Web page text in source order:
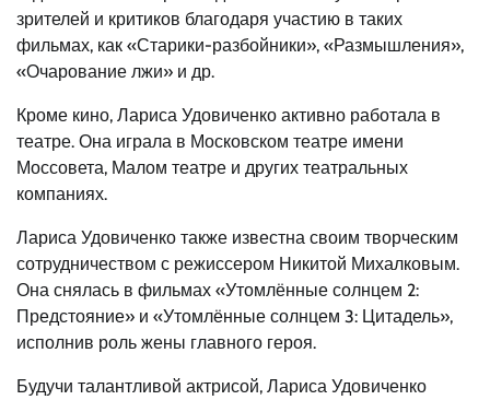
зрителей и критиков благодаря участию в таких
фильмах, как «Старики-разбойники», «Размышления»,
«Очарование лжи» и др.
Кроме кино, Лариса Удовиченко активно работала в
театре. Она играла в Московском театре имени
Моссовета, Малом театре и других театральных
компаниях.
Лариса Удовиченко также известна своим творческим
сотрудничеством с режиссером Никитой Михалковым.
Она снялась в фильмах «Утомлённые солнцем 2:
Предстояние» и «Утомлённые солнцем 3: Цитадель»,
исполнив роль жены главного героя.
Будучи талантливой актрисой, Лариса Удовиченко